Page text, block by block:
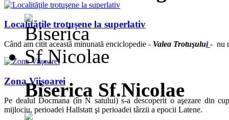
Localităţile trotuşene la superlativ
Când am citit această minunată enciclopedie - Valea Trotuşului - nu
Zona Viişoarei
Pe dealul Docmana (în N satului) s-a descoperit o aşezare din
mijlociu, perioadei Hallstatt şi perioadei târzii a epocii Latene.
Biserica Sf.Nicolae